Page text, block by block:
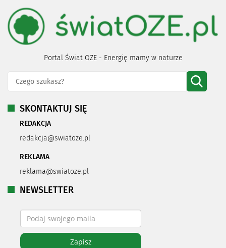
Portal Świat OZE - Energię mamy w naturze
SKONTAKTUJ SIĘ
REDAKCJA
redakcja@swiatoze.pl
REKLAMA
reklama@swiatoze.pl
NEWSLETTER